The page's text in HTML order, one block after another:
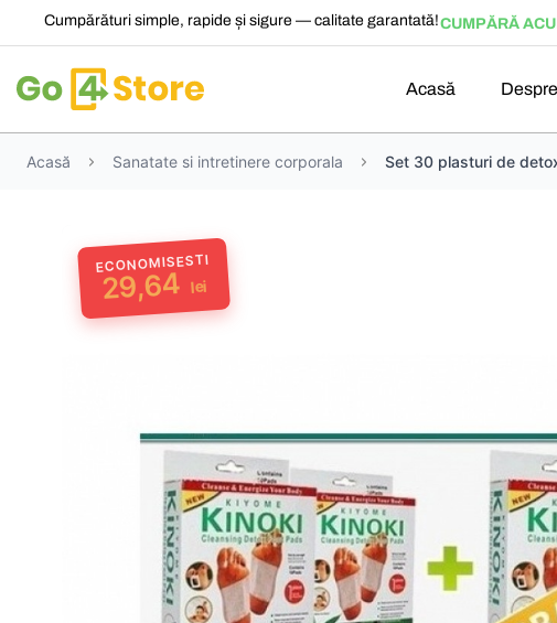
Cumpărături simple, rapide și sigure — calitate garantată!CUMPĂRĂ
Acasă
Acasă Sanatate si intretinere corporala Set 30 plasturi de
ECONOMISESTI
29,64 lei